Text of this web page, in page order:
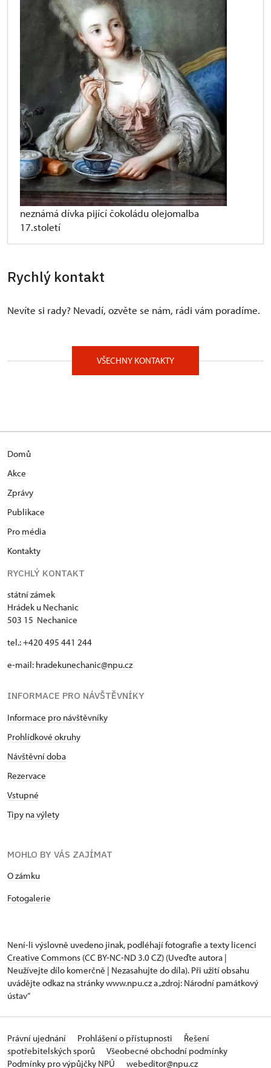
neznámá dívka pijící čokoládu olejomalba
17.století
Rychlý kontakt
Nevíte si rady? Nevadí, ozvěte se nám, rádi vám poradíme.
VŠECHNY KONTAKTY
Domů
Akce
Zprávy
Publikace
Pro média
Kontakty
RYCHLÝ KONTAKT
státní zámek
Hrádek u Nechanic
503 15 Nechanice
tel.: +420 495 441 244
e-mail: hradekunechanic@npu.cz
INFORMACE PRO NÁVŠTĚVNÍKY
Informace pro návštěvníky
Prohlídkové okruhy
Návštěvní doba
Rezervace
Vstupné
Tipy na výlety
MOHLO BY VÁS ZAJÍMAT
O zámku
Fotogalerie
Není-li výslovně uvedeno jinak, podléhají fotografie a texty licenci
Creative Commons (CC BY-NC-ND 3.0 CZ) (Uveďte autora |
Neužívejte dílo komerčně | Nezasahujte do díla). Při užití obsahu
uvádějte odkaz na stránky www.npu.cz a „zdroj: Národní památkový
ústav“
Právní ujednání Prohlášení o přístupnosti
Řešení
spotřebitelských sporů
Všeobecné obchodní podmínky
Podmínky pro výpůjčky NPÚ
webeditor@npu.cz